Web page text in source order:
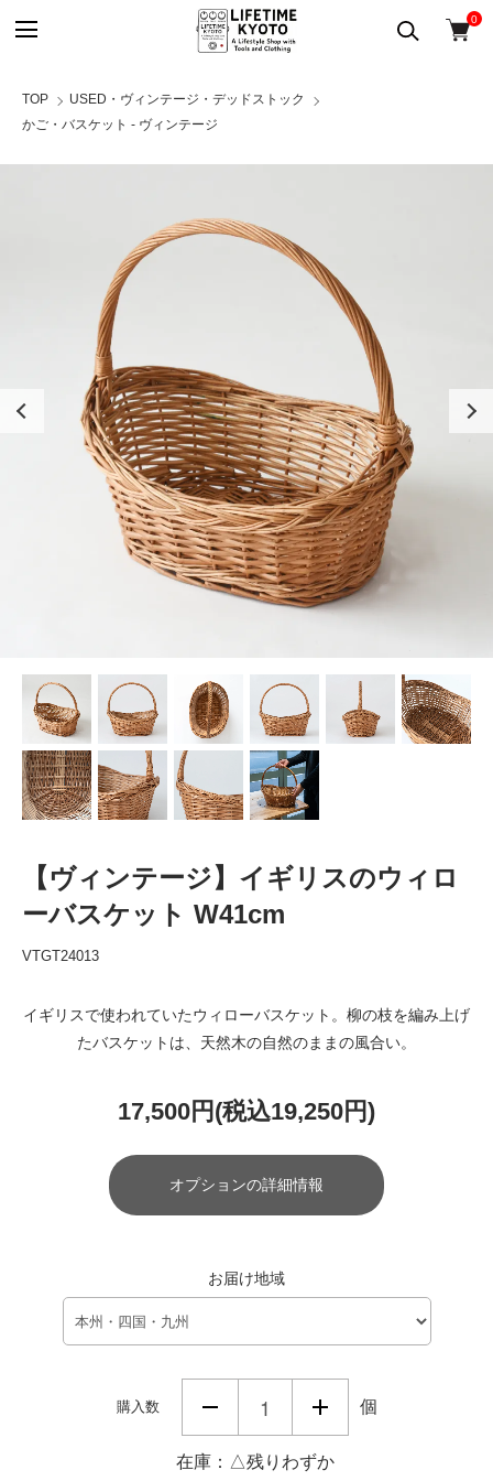
0
TOP
USED・ヴィンテージ・デッドストック
かご・バスケット - ヴィンテージ
【ヴィンテージ】イギリスのウィロ
ーバスケット W41cm
VTGT24013
イギリスで使われていたウィローバスケット。柳の枝を編み上げ
たバスケットは、天然木の自然のままの風合い。
17,500円(税込19,250円)
オプションの詳細情報
お届け地域
購入数 個
在庫：△残りわずか